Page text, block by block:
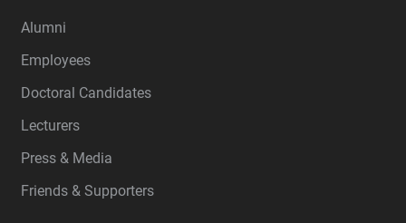
Alumni
Employees
Doctoral Candidates
Lecturers
Press & Media
Friends & Supporters